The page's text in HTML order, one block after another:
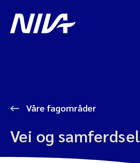
Våre fagområder
Vei og samferdsel